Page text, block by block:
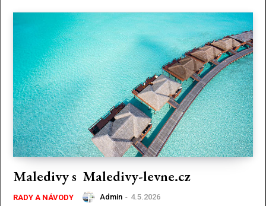
Maledivy s Maledivy-levne.cz
RADY A NÁVODY Admin - 4.5.2026